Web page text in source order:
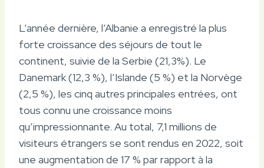
L’année dernière, l’Albanie a enregistré la plus
forte croissance des séjours de tout le
continent, suivie de la Serbie (21,3%). Le
Danemark (12,3 %), l’Islande (5 %) et la Norvège
(2,5 %), les cinq autres principales entrées, ont
tous connu une croissance moins
qu’impressionnante. Au total, 7,1 millions de
visiteurs étrangers se sont rendus en 2022, soit
une augmentation de 17 % par rapport à la